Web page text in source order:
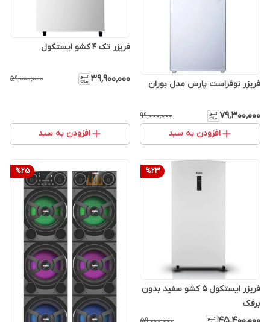
فریزر نوفراست پارس مدل بوران
۷۹٬۳۰۰٬۰۰۰ ۹۹٬۰۰۰٬۰۰۰
افزودن به سبد
فریزر تک 4 کشو ایستکول
۳۹٬۹۰۰٬۰۰۰ ۵۹٬۰۰۰٬۰۰۰
افزودن به سبد
%23
فریزر ایستکول 5 کشو سفید بدون
برفک
%25